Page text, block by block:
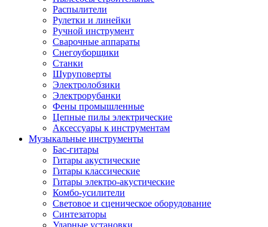
Распылители
Рулетки и линейки
Ручной инструмент
Сварочные аппараты
Снегоуборщики
Станки
Шуруповерты
Электролобзики
Электрорубанки
Фены промышленные
Цепные пилы электрические
Аксессуары к инструментам
Музыкальные инструменты
Бас-гитары
Гитары акустические
Гитары классические
Гитары электро-акустические
Комбо-усилители
Световое и сценическое оборудование
Синтезаторы
Ударные установки